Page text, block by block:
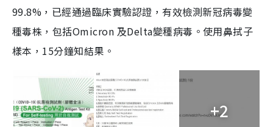
99.8%，已經通過臨床實驗認證，有效檢測新冠病毒變
種毒株，包括Omicron 及Delta變種病毒。使用鼻拭子
樣本，15分鐘知結果。
+2